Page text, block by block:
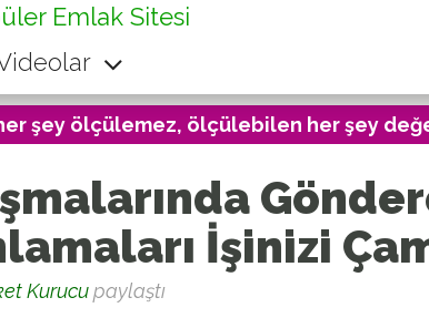
Emlak Sitesi
şey ölçülemez, ölçülebilen her şey
İşinizi
Kurucupaylaştı